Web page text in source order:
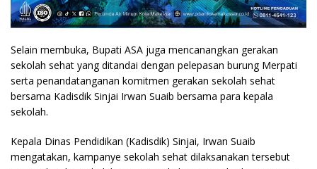
Selain membuka, Bupati ASA juga mencanangkan gerakan
sekolah sehat yang ditandai dengan pelepasan burung Merpati
serta penandatanganan komitmen gerakan sekolah sehat
bersama Kadisdik Sinjai Irwan Suaib bersama para kepala
sekolah.
Kepala Dinas Pendidikan (Kadisdik) Sinjai, Irwan Suaib
mengatakan, kampanye sekolah sehat dilaksanakan tersebut